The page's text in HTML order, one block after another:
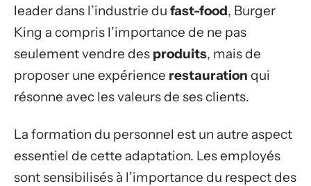
leader dans l’industrie du fast-food, Burger
King a compris l’importance de ne pas
seulement vendre des produits, mais de
proposer une expérience restauration qui
résonne avec les valeurs de ses clients.
La formation du personnel est un autre aspect
essentiel de cette adaptation. Les employés
sont sensibilisés à l’importance du respect des